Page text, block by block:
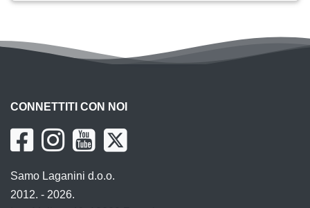
CONNETTITI CON NOI
Samo Laganini d.o.o.
2012. - 2026.